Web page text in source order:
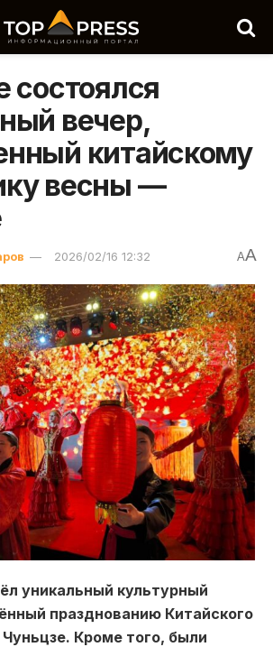
состоялся
вечер,
китайскому
весны —
2026/02/16 12:32 AA
уникальный культурный
празднованию Китайского
Кроме того, были